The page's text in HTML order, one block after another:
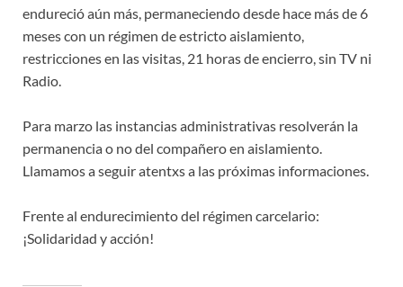
endureció aún más, permaneciendo desde hace más de 6
meses con un régimen de estricto aislamiento,
restricciones en las visitas, 21 horas de encierro, sin TV ni
Radio.
Para marzo las instancias administrativas resolverán la
permanencia o no del compañero en aislamiento.
Llamamos a seguir atentxs a las próximas informaciones.
Frente al endurecimiento del régimen carcelario:
¡Solidaridad y acción!